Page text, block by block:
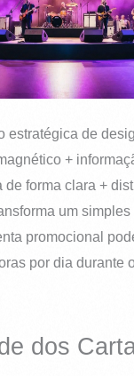
estratégica de
+
de forma clara +
um simples
promocional
por dia durante
dos